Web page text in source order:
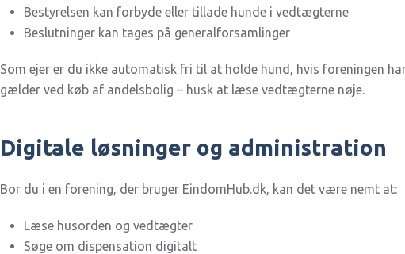
Bestyrelsen kan forbyde eller tillade hunde i vedtægterne
Beslutninger kan tages på generalforsamlinger
Som ejer er du ikke automatisk fri til at holde hund, hvis foreningen
gælder ved køb af andelsbolig – husk at læse vedtægterne nøje.
Digitale løsninger og administration
Bor du i en forening, der bruger EindomHub.dk, kan det være nemt at:
Læse husorden og vedtægter
Søge om dispensation digitalt